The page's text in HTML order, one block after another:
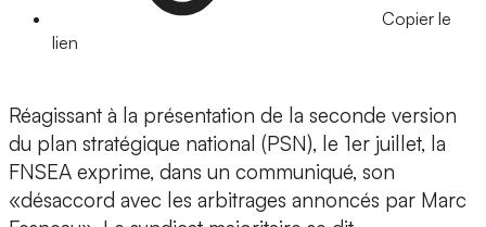
Copier le
lien
Réagissant à la présentation de la seconde version
du plan stratégique national (PSN), le 1er juillet, la
FNSEA exprime, dans un communiqué, son
«désaccord avec les arbitrages annoncés par Marc